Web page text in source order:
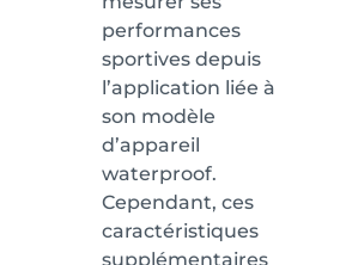
performances
sportives depuis
l’application liée à
son modèle
d’appareil
waterproof.
Cependant, ces
caractéristiques
supplémentaires